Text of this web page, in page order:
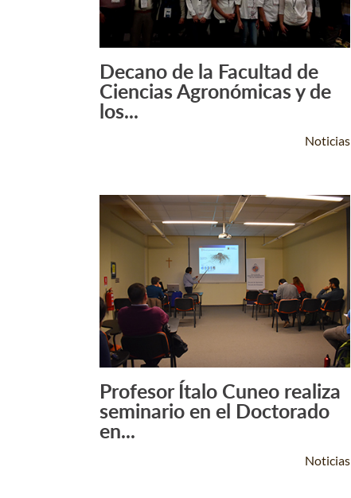
Leer Más +
Decano de la Facultad de
Ciencias Agronómicas y de
los...
Noticias
Leer Más +
Profesor Ítalo Cuneo realiza
seminario en el Doctorado
en...
Noticias